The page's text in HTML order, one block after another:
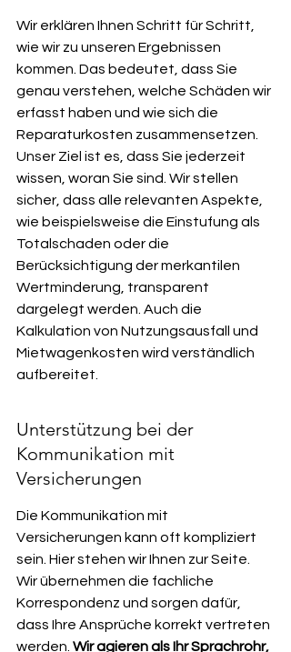
Wir erklären Ihnen Schritt für Schritt,
wie wir zu unseren Ergebnissen
kommen. Das bedeutet, dass Sie
genau verstehen, welche Schäden wir
erfasst haben und wie sich die
Reparaturkosten zusammensetzen.
Unser Ziel ist es, dass Sie jederzeit
wissen, woran Sie sind. Wir stellen
sicher, dass alle relevanten Aspekte,
wie beispielsweise die Einstufung als
Totalschaden oder die
Berücksichtigung der merkantilen
Wertminderung, transparent
dargelegt werden. Auch die
Kalkulation von Nutzungsausfall und
Mietwagenkosten wird verständlich
aufbereitet.
Unterstützung bei der
Kommunikation mit
Versicherungen
Die Kommunikation mit
Versicherungen kann oft kompliziert
sein. Hier stehen wir Ihnen zur Seite.
Wir übernehmen die fachliche
Korrespondenz und sorgen dafür,
dass Ihre Ansprüche korrekt vertreten
werden. Wir agieren als Ihr Sprachrohr,